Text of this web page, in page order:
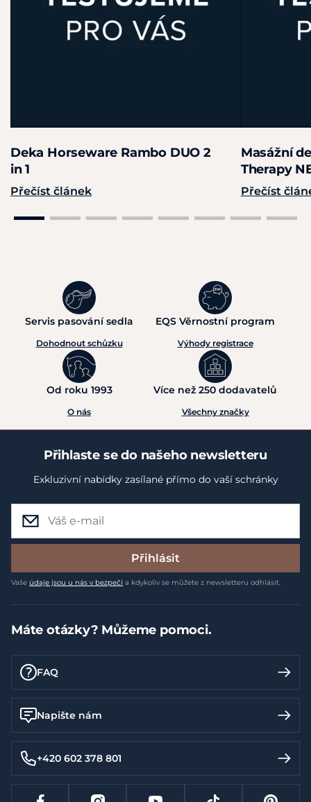
Deka Horseware Rambo DUO 2
in 1
Přečíst článek
Masážní
Therapy
Přečíst
Servis pasování sedla
Dohodnout schůzku
EQS Věrnostní program
Výhody registrace
Od roku 1993
O nás
Více než 250 dodavatelů
Všechny značky
Přihlaste se do našeho newsletteru
Exkluzivní nabídky zasílané přímo do vaší schránky
Přihlásit
Vaše údaje jsou u nás v bezpečí a kdykoliv se můžete z newsletteru odhlásit.
Máte otázky? Můžeme pomoci.
FAQ
Napište nám
+420 602 378 801